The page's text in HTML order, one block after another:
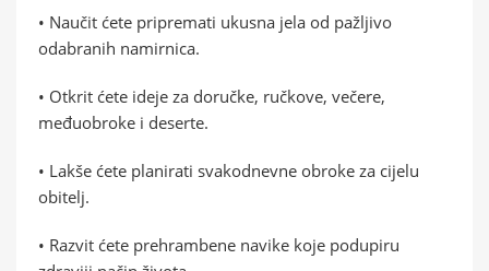
• Naučit ćete pripremati ukusna jela od pažljivo
odabranih namirnica.
• Otkrit ćete ideje za doručke, ručkove, večere,
međuobroke i deserte.
• Lakše ćete planirati svakodnevne obroke za cijelu
obitelj.
• Razvit ćete prehrambene navike koje podupiru